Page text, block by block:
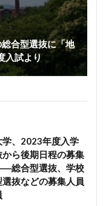
総合型選抜に「地
入試より
学、2023年度入学
から後期日程の募集
総合型選抜、学校
選抜などの募集人員